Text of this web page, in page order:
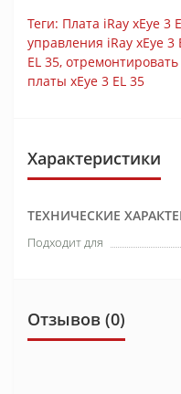
Теги: Плата iRay xEye 3
управления iRay xEye 3
EL 35, отремонтировать
платы xEye 3 EL 35
Характеристики
ТЕХНИЧЕСКИЕ
Подходит для
Отзывов (0)